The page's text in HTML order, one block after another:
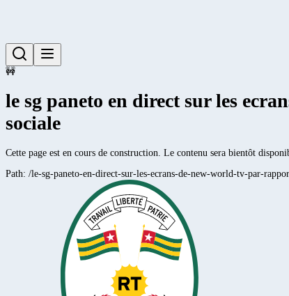
🚧
le sg paneto en direct sur les
sociale
Cette page est en cours de construction. Le contenu sera bientôt
Path: /le-sg-paneto-en-direct-sur-les-ecrans-de-new-world-tv-par-